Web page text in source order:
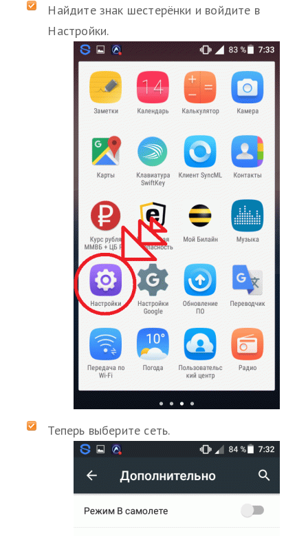
Найдите знак шестерёнки и войдите в
Настройки.
Теперь выберите сеть.